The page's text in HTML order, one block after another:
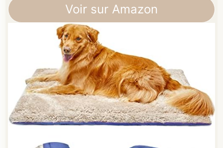
Voir sur Amazon